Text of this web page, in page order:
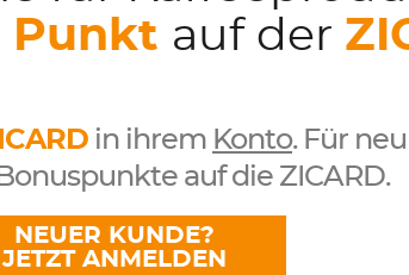
Punkt auf der
in ihrem Konto. Für
auf die ZICARD.
NEUER KUNDE?
JETZT ANMELDEN